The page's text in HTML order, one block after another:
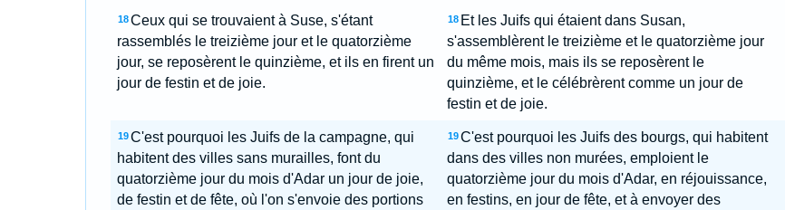
18 Ceux qui se trouvaient à Suse, s'étant
rassemblés le treizième jour et le quatorzième
jour, se reposèrent le quinzième, et ils en firent un
jour de festin et de joie.
18 Et les Juifs qui étaient dans Susan,
s'assemblèrent le treizième et le quatorzième jour
du même mois, mais ils se reposèrent le
quinzième, et le célébrèrent comme un jour de
festin et de joie.
19 C'est pourquoi les Juifs de la campagne, qui
habitent des villes sans murailles, font du
quatorzième jour du mois d'Adar un jour de joie,
de festin et de fête, où l'on s'envoie des portions
19 C'est pourquoi les Juifs des bourgs, qui habitent
dans des villes non murées, emploient le
quatorzième jour du mois d'Adar, en réjouissance,
en festins, en jour de fête, et à envoyer des